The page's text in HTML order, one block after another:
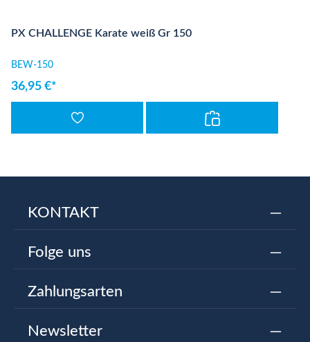
PX CHALLENGE Karate weiß Gr 150
BEW-150
36,95 €*
KONTAKT
Folge uns
Zahlungsarten
Newsletter